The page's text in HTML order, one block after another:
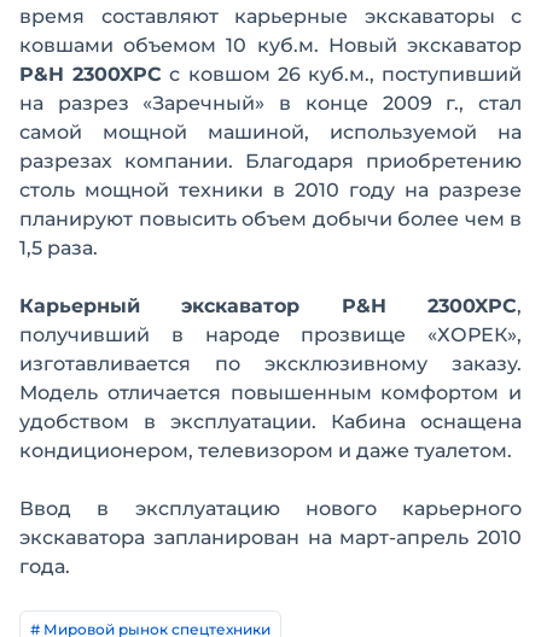
время составляют карьерные экскаваторы с
ковшами объемом 10 куб.м. Новый экскаватор
P&H 2300XPC с ковшом 26 куб.м., поступивший
на разрез «Заречный» в конце 2009 г., стал
самой мощной машиной, используемой на
разрезах компании. Благодаря приобретению
столь мощной техники в 2010 году на разрезе
планируют повысить объем добычи более чем в
1,5 раза.
Карьерный экскаватор P&H 2300XPC,
получивший в народе прозвище «ХОРЕК»,
изготавливается по эксклюзивному заказу.
Модель отличается повышенным комфортом и
удобством в эксплуатации. Кабина оснащена
кондиционером, телевизором и даже туалетом.
Ввод в эксплуатацию нового карьерного
экскаватора запланирован на март-апрель 2010
года.
# Мировой рынок спецтехники